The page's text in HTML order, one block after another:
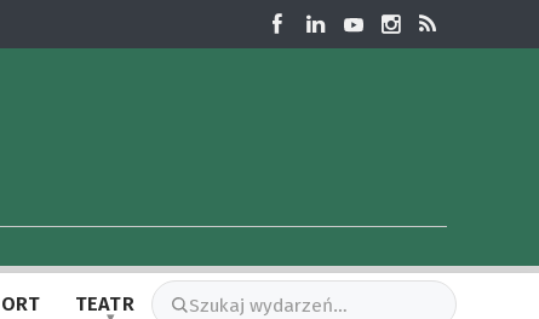
TEATR